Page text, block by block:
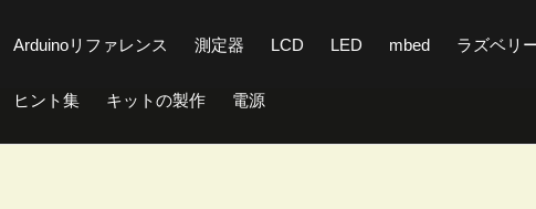
Arduinoリファレンス 測定器 LCD LED mbed ラズベリ
ヒント集 キットの製作 電源